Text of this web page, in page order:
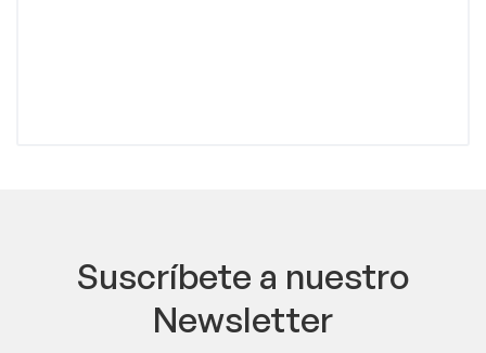
Suscríbete a nuestro
Newsletter